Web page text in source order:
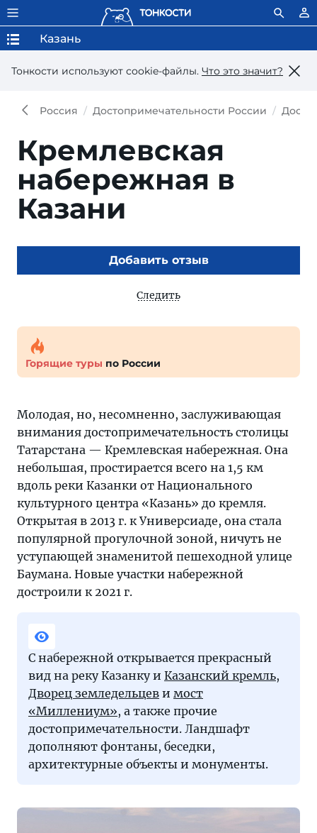
Тонкости используют сookie-файлы. Что это значит?
Казань
Россия Достопримечательности России
Кремлевская
набережная в
Казани
Добавить отзыв
Следить
Горящие туры по России
Молодая, но, несомненно, заслуживающая
внимания достопримечательность столицы
Татарстана — Кремлевская набережная. Она
небольшая, простирается всего на 1,5 км
вдоль реки Казанки от Национального
культурного центра «Казань» до кремля.
Открытая в 2013 г. к Универсиаде, она стала
популярной прогулочной зоной, ничуть не
уступающей знаменитой пешеходной улице
Баумана. Новые участки набережной
достроили к 2021 г.
С набережной открывается прекрасный
вид на реку Казанку и Казанский кремль,
Дворец земледельцев и мост
«Миллениум», а также прочие
достопримечательности. Ландшафт
дополняют фонтаны, беседки,
архитектурные объекты и монументы.